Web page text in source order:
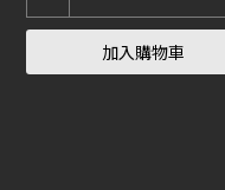
加入購物車